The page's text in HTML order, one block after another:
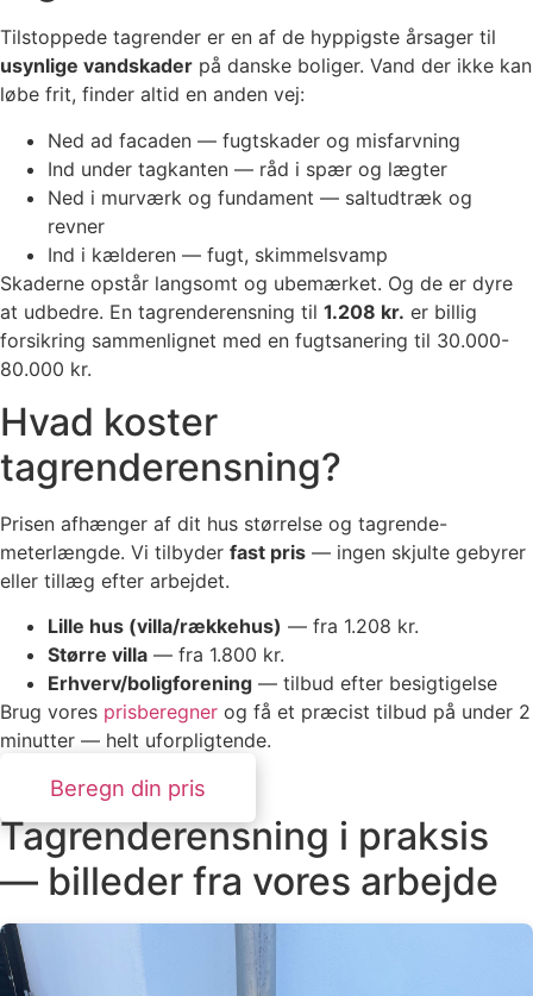
Tilstoppede tagrender er en af de hyppigste årsager til
usynlige vandskader på danske boliger. Vand der ikke kan
løbe frit, finder altid en anden vej:
Ned ad facaden — fugtskader og misfarvning
Ind under tagkanten — råd i spær og lægter
Ned i murværk og fundament — saltudtræk og
revner
Ind i kælderen — fugt, skimmelsvamp
Skaderne opstår langsomt og ubemærket. Og de er dyre
at udbedre. En tagrenderensning til 1.208 kr. er billig
forsikring sammenlignet med en fugtsanering til 30.000-
80.000 kr.
Hvad koster
tagrenderensning?
Prisen afhænger af dit hus størrelse og tagrende-
meterlængde. Vi tilbyder fast pris — ingen skjulte gebyrer
eller tillæg efter arbejdet.
Lille hus (villa/rækkehus) — fra 1.208 kr.
Større villa — fra 1.800 kr.
Erhverv/boligforening — tilbud efter besigtigelse
Brug vores prisberegner og få et præcist tilbud på under 2
minutter — helt uforpligtende.
Beregn din pris
Tagrenderensning i praksis
— billeder fra vores arbejde